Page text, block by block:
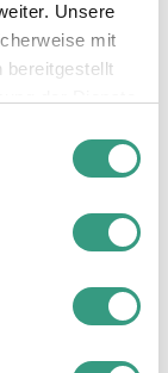
Unsere
mit
bereitgestellt
haben
das mit